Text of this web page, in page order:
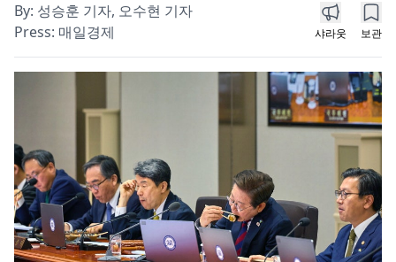
By: 성승훈 기자, 오수현 기자
Press: 매일경제 샤라웃 보관